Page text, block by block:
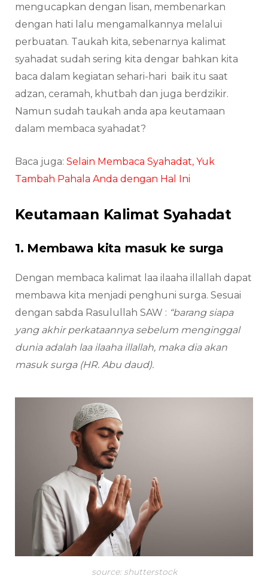
mengucapkan dengan lisan, membenarkan
dengan hati lalu mengamalkannya melalui
perbuatan. Taukah kita, sebenarnya kalimat
syahadat sudah sering kita dengar bahkan kita
baca dalam kegiatan sehari-hari baik itu saat
adzan, ceramah, khutbah dan juga berdzikir.
Namun sudah taukah anda apa keutamaan
dalam membaca syahadat?
Baca juga: Selain Membaca Syahadat, Yuk
Tambah Pahala Anda dengan Hal Ini
Keutamaan Kalimat Syahadat
1. Membawa kita masuk ke surga
Dengan membaca kalimat laa ilaaha illallah dapat
membawa kita menjadi penghuni surga. Sesuai
dengan sabda Rasulullah SAW : “barang siapa
yang akhir perkataannya sebelum menginggal
dunia adalah laa ilaaha illallah, maka dia akan
masuk surga (HR. Abu daud).
source: shutterstock